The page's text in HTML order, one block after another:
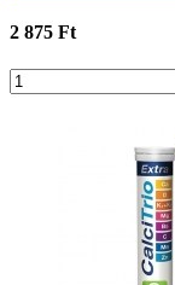
2 875 Ft